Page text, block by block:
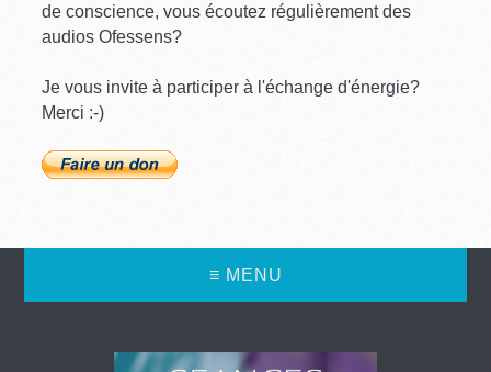
de conscience, vous écoutez régulièrement des
audios Ofessens?
Je vous invite à participer à l'échange d'énergie?
Merci :-)
≡ MENU